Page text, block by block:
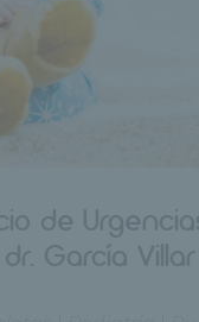
de
García Villar